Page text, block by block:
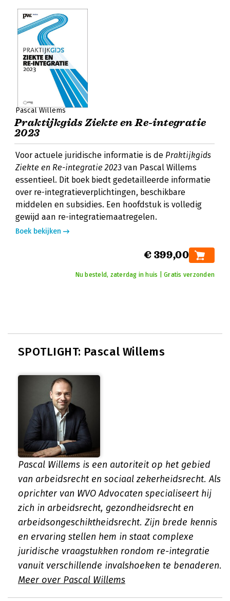
Pascal Willems
Praktijkgids Ziekte en Re-integratie
2023
Voor actuele juridische informatie is de Praktijkgids
Ziekte en Re-integratie 2023 van Pascal Willems
essentieel. Dit boek biedt gedetailleerde informatie
over re-integratieverplichtingen, beschikbare
middelen en subsidies. Een hoofdstuk is volledig
gewijd aan re-integratiemaatregelen.
Boek bekijken
€ 399,00
Nu besteld, zaterdag in huis | Gratis verzonden
SPOTLIGHT: Pascal Willems
Pascal Willems is een autoriteit op het gebied
van arbeidsrecht en sociaal zekerheidsrecht. Als
oprichter van WVO Advocaten specialiseert hij
zich in arbeidsrecht, gezondheidsrecht en
arbeidsongeschiktheidsrecht. Zijn brede kennis
en ervaring stellen hem in staat complexe
juridische vraagstukken rondom re-integratie
vanuit verschillende invalshoeken te benaderen.
Meer over Pascal Willems